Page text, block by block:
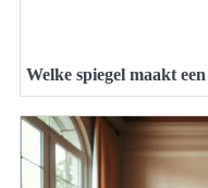
Welke spiegel maakt